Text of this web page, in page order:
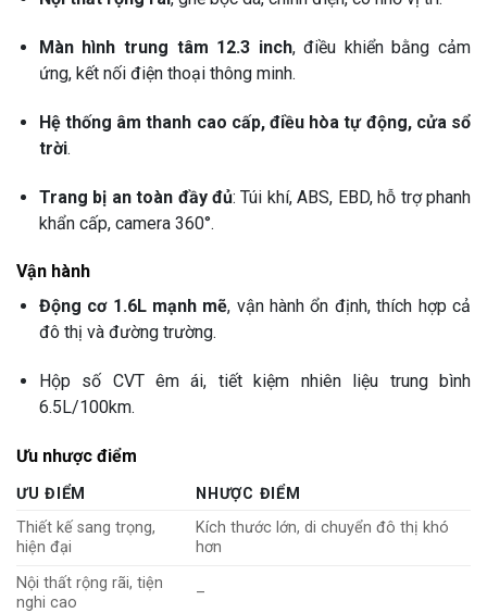
Màn hình trung tâm 12.3 inch, điều khiển bằng cảm
ứng, kết nối điện thoại thông minh.
Hệ thống âm thanh cao cấp, điều hòa tự động, cửa sổ
trời.
Trang bị an toàn đầy đủ: Túi khí, ABS, EBD, hỗ trợ phanh
khẩn cấp, camera 360°.
Vận hành
Động cơ 1.6L mạnh mẽ, vận hành ổn định, thích hợp cả
đô thị và đường trường.
Hộp số CVT êm ái, tiết kiệm nhiên liệu trung bình
6.5L/100km.
Ưu nhược điểm
ƯU ĐIỂM
NHƯỢC ĐIỂM
Thiết kế sang trọng,
hiện đại
Kích thước lớn, di chuyển đô thị khó
hơn
Nội thất rộng rãi, tiện
nghi cao
–